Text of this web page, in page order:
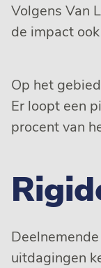
Volgens Van
de impact
Op het
Er loopt een
procent van
uitdagingen